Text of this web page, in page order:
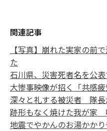
関連記事
【写真】崩れた実家の前
た
石川県、災害死者名を公
大惨事映像が招く「共感
深々と礼する被災者 隊長
跡形もなく焼けた我が家
地震でやかんのお湯かか